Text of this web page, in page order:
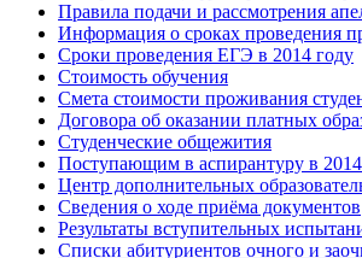
Правила подачи и рассмотрения
Информация о сроках проведения
Сроки проведения ЕГЭ в 2014 году
Стоимость обучения
Смета стоимости проживания
Договора об оказании платных
Студенческие общежития
Поступающим в аспирантуру в
Центр дополнительных
Сведения о ходе приёма документов
Результаты вступительных
Списки абитуриентов очного и